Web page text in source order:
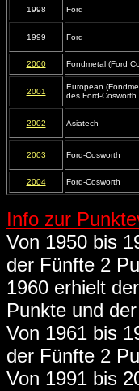
1998
Ford
1999 Ford
2000
Fondmetal (Ford
2001
European
des Ford-
2002 Asiatech
2003 Ford-Cosworth
2004
Ford-Cosworth
Info zur
Von 1950 bis
der Fünfte 2
1960 erhielt
Punkte und
Von 1961 bis
der Fünfte 2
Von 1991 bis